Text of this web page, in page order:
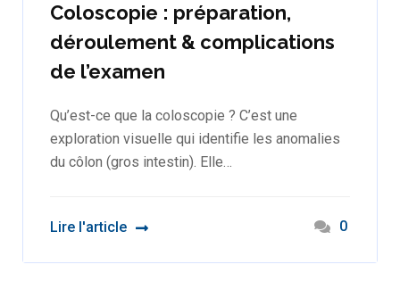
Coloscopie : préparation,
déroulement & complications
de l’examen
Qu’est-ce que la coloscopie ? C’est une
exploration visuelle qui identifie les anomalies
du côlon (gros intestin). Elle…
Lire l'article 0